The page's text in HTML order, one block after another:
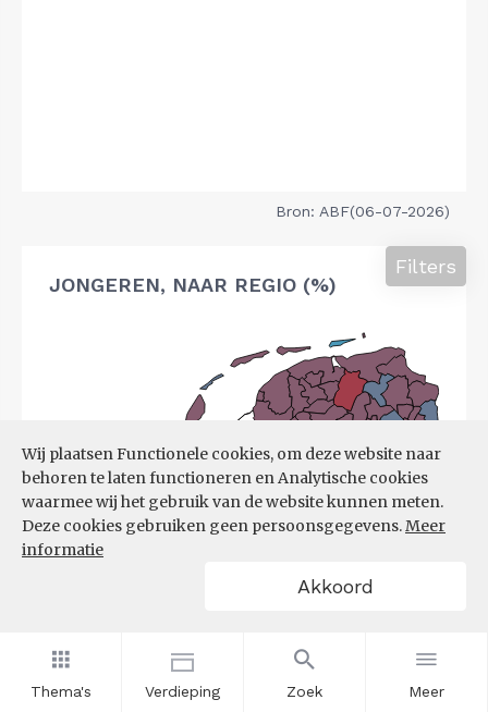
Thema's Verdieping Zoek Meer
Wij plaatsen Functionele cookies, om deze website naar
behoren te laten functioneren en Analytische cookies
waarmee wij het gebruik van de website kunnen meten.
Deze cookies gebruiken geen persoonsgegevens.Meer
informatie
Akkoord
Bron: ABF(06-07-2026)
JONGEREN, NAAR REGIO (%)
Filters